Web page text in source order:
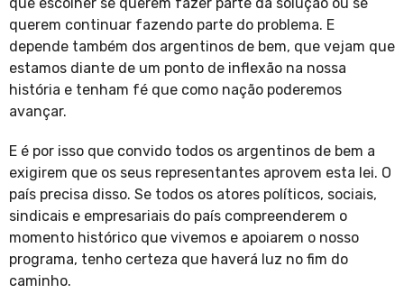
que escolher se querem fazer parte da solução ou se
querem continuar fazendo parte do problema. E
depende também dos argentinos de bem, que vejam que
estamos diante de um ponto de inflexão na nossa
história e tenham fé que como nação poderemos
avançar.
E é por isso que convido todos os argentinos de bem a
exigirem que os seus representantes aprovem esta lei. O
país precisa disso. Se todos os atores políticos, sociais,
sindicais e empresariais do país compreenderem o
momento histórico que vivemos e apoiarem o nosso
programa, tenho certeza que haverá luz no fim do
caminho.